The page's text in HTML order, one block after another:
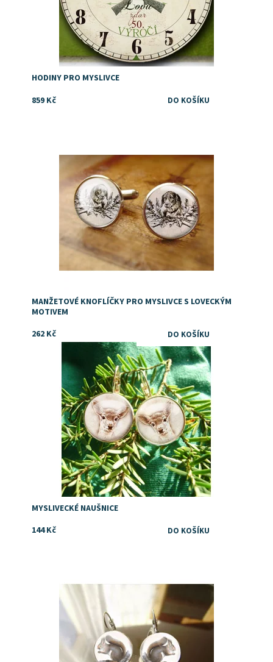
HODINY PRO MYSLIVCE
859 Kč
MANŽETOVÉ KNOFLÍČKY PRO MYSLIVCE S LOVECKÝM
MOTIVEM
262 Kč
Dostupnost:
Skladem
MYSLIVECKÉ NAUŠNICE
144 Kč